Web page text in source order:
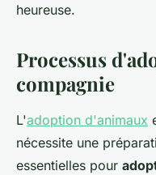
heureuse.
Processus
compagnie
L'adoption d'animaux
nécessite une
essentielles pour